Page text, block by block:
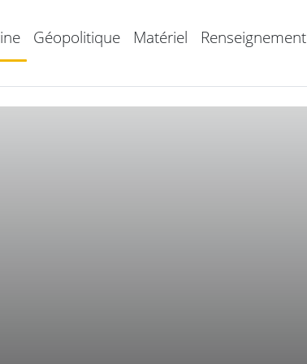
Géopolitique Matériel Renseignement